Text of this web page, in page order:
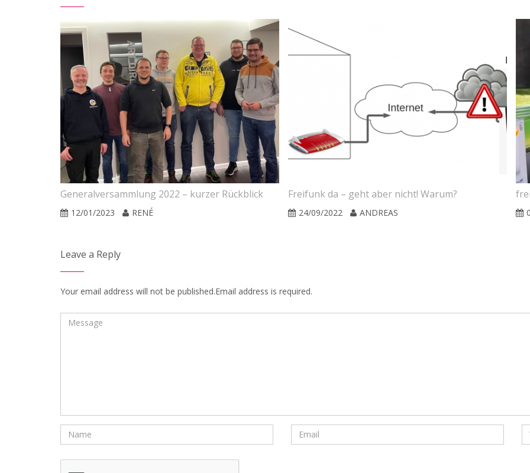
Generalversammlung 2022 – kurzer Rückblick
12/01/2023 RENÉ
Freifunk da – geht aber nicht! Warum?
24/09/2022 ANDREAS
Leave a Reply
Your email address will not be published.Email address is required.